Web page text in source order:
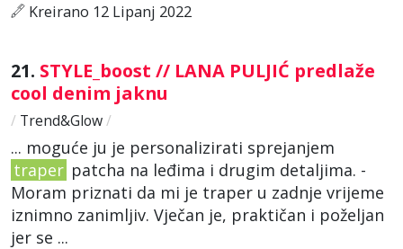
Kreirano 12 Lipanj 2022
21. STYLE_boost // LANA PULJIĆ predlaže
cool denim jaknu
/ Trend&Glow/
... moguće ju je personalizirati sprejanjem
traper patcha na leđima i drugim detaljima. -
Moram priznati da mi je traper u zadnje vrijeme
iznimno zanimljiv. Vječan je, praktičan i poželjan
jer se ...